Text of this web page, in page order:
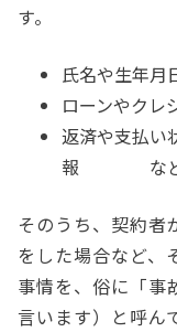
す。
氏名や生年月
ローンやクレ
返済や支払い
報 な
そのうち、契約者
をした場合など、
事情を、俗に「事
言います）と呼ん